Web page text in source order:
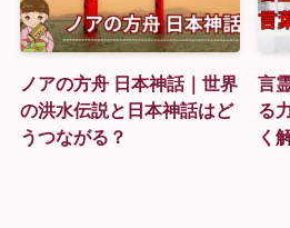
ノアの方舟 日本神話｜世界
の洪水伝説と日本神話はど
うつながる？
言
る
く